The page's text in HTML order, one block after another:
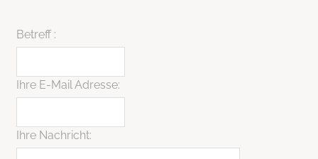
Betreff :
Ihre E-Mail Adresse:
Ihre Nachricht: